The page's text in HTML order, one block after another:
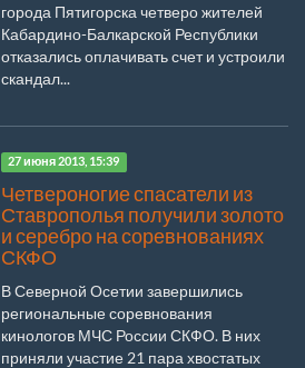
города Пятигорска четверо жителей
Кабардино-Балкарской Республики
отказались оплачивать счет и устроили
скандал...
27 июня 2013, 15:39
Четвероногие спасатели из
Ставрополья получили золото
и серебро на соревнованиях
СКФО
В Северной Осетии завершились
региональные соревнования
кинологов МЧС России СКФО. В них
приняли участие 21 пара хвостатых